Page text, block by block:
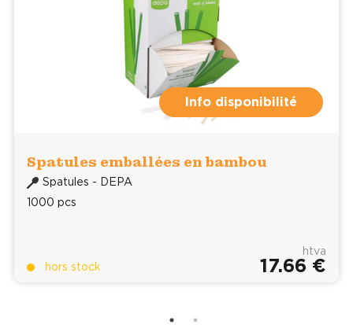
Info disponibilité
Spatules emballées en bambou
Spatules - DEPA
1000 pcs
hors stock
htva
17.66 €